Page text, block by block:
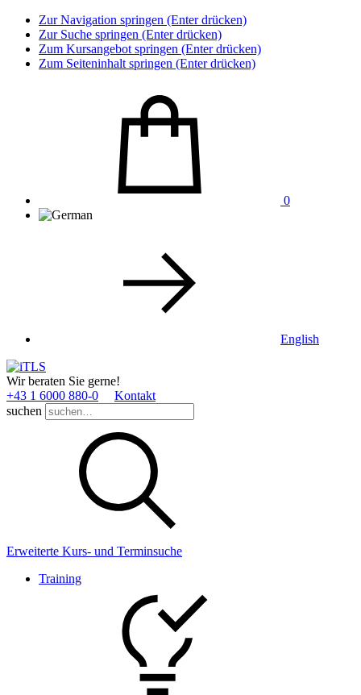
Zur Navigation springen (Enter drücken)
Zur Suche springen (Enter drücken)
Zum Kursangebot springen (Enter drücken)
Zum Seiteninhalt springen (Enter drücken)
0
English
Wir beraten Sie gerne!
+43 1 6000 880­-0
Kontakt
suchen
Erweiterte Kurs- und Terminsuche
Training